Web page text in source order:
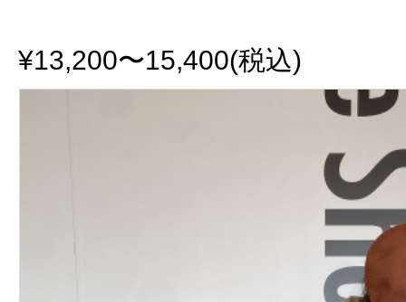
¥13,200〜15,400(税込)